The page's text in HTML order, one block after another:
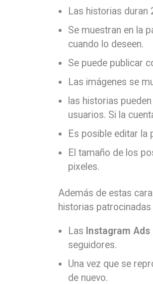
Las historias duran
Se muestran en la
cuando lo deseen.
Se puede publicar
Las imágenes se
las historias
usuarios. Si la
Es posible editar la
El tamaño de los
pixeles.
Además de estas
historias
Las Instagram Ads
seguidores.
Una vez que se
de nuevo.